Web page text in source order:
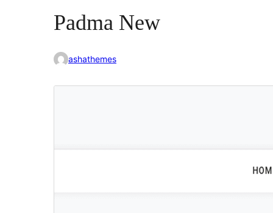
Padma New
ashathemes